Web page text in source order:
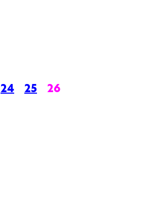
24 25 26